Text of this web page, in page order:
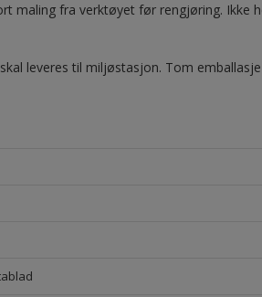
maling fra verktøyet før rengjøring. Ikke
leveres til miljøstasjon. Tom